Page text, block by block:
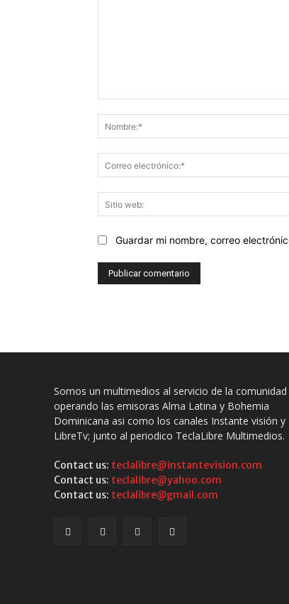
Guardar mi nombre, correo
Somos un multimedios al servicio de la comunidad
operando las emisoras Alma Latina y Bohemia
Dominicana asi como los canales Instante visión y
LibreTv; junto al periodico TeclaLibre Multimedios.
Contact us: teclalibre@instantevision.com
Contact us: teclalibre@yahoo.com
Contact us: teclalibre@gmail.com